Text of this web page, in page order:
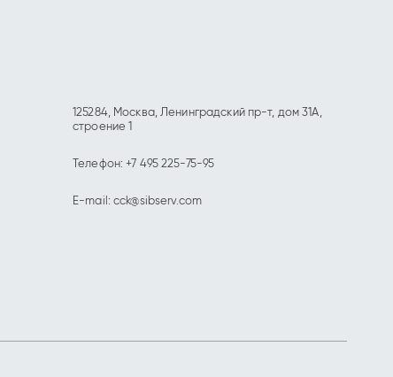
125284, Москва, Ленинградский пр-т, дом 31А,
строение 1
Телефон:+7 495 225-75-95
E-mail:cck@sibserv.com